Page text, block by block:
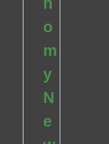
o
m
y
N
e